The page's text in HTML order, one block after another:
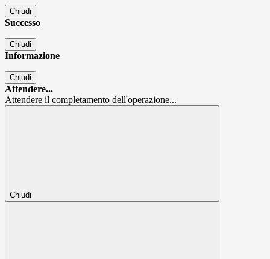
Chiudi
Successo
Chiudi
Informazione
Chiudi
Attendere...
Attendere il completamento dell'operazione...
Chiudi